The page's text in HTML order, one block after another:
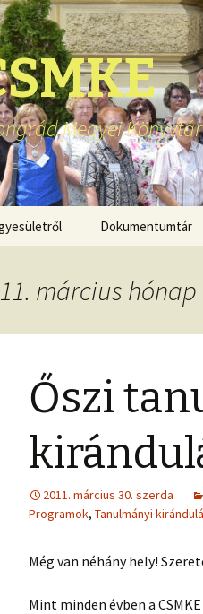
Megyei
Dokumentumtár
március
Őszi
2011. március 30. szerda
Programok, Tanulmányi
Még van néhány hely!
Mint minden évben a